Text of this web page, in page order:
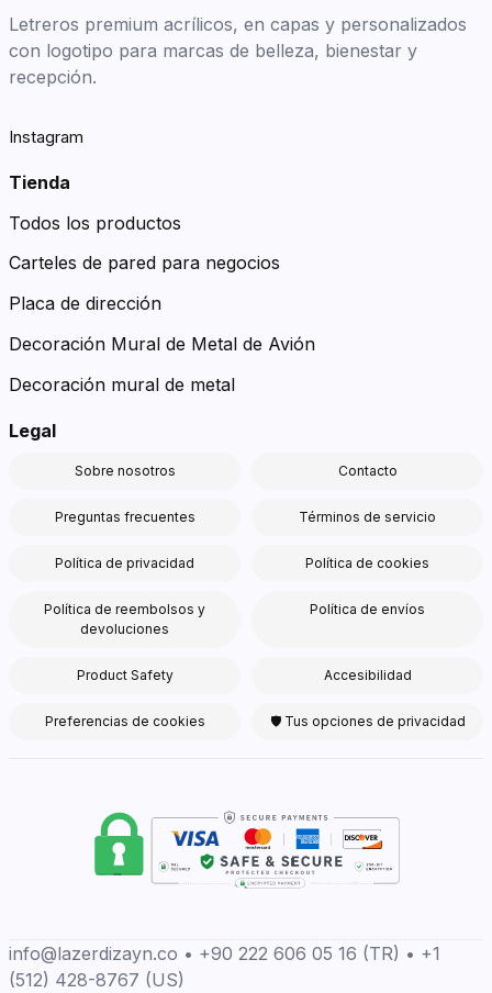
Letreros premium acrílicos, en capas y personalizados
con logotipo para marcas de belleza, bienestar y
recepción.
Instagram
Tienda
Todos los productos
Carteles de pared para negocios
Placa de dirección
Decoración Mural de Metal de Avión
Decoración mural de metal
Legal
Sobre nosotros Contacto
Preguntas frecuentes Términos de servicio
Política de privacidad Política de cookies
Política de reembolsos y
devoluciones
Política de envíos
Product Safety Accesibilidad
Preferencias de cookies 🛡 Tus opciones de privacidad
info@lazerdizayn.co • +90 222 606 05 16 (TR) • +1
(512) 428-8767 (US)